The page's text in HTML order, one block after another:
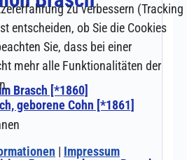
zu verbessern (Tracking
entscheiden, ob Sie die Cookies
Sie, dass bei einer
mehr alle Funktionalitäten der
| Impressum